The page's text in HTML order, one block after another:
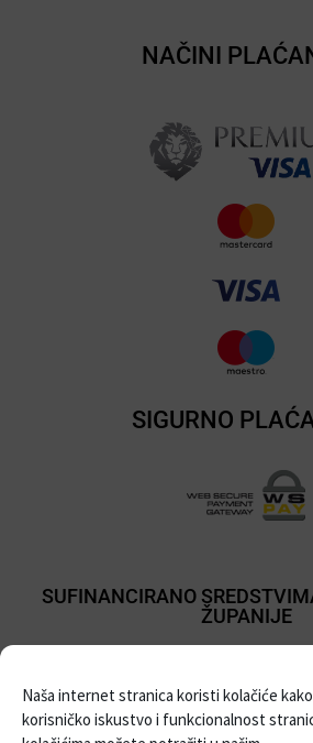
Naša internet stranica koristi kolačiće
korisničko iskustvo i funkcionalnost
NAČINI
SIGURNO
SUFINANCIRANO
ŽUPANIJE